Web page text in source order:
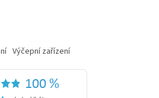
Výčepní zařízení